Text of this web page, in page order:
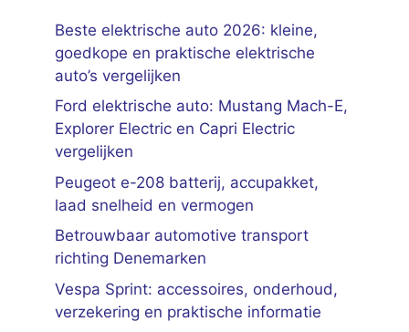
Beste elektrische auto 2026: kleine,
goedkope en praktische elektrische
auto’s vergelijken
Ford elektrische auto: Mustang Mach-E,
Explorer Electric en Capri Electric
vergelijken
Peugeot e-208 batterij, accupakket,
laad snelheid en vermogen
Betrouwbaar automotive transport
richting Denemarken
Vespa Sprint: accessoires, onderhoud,
verzekering en praktische informatie